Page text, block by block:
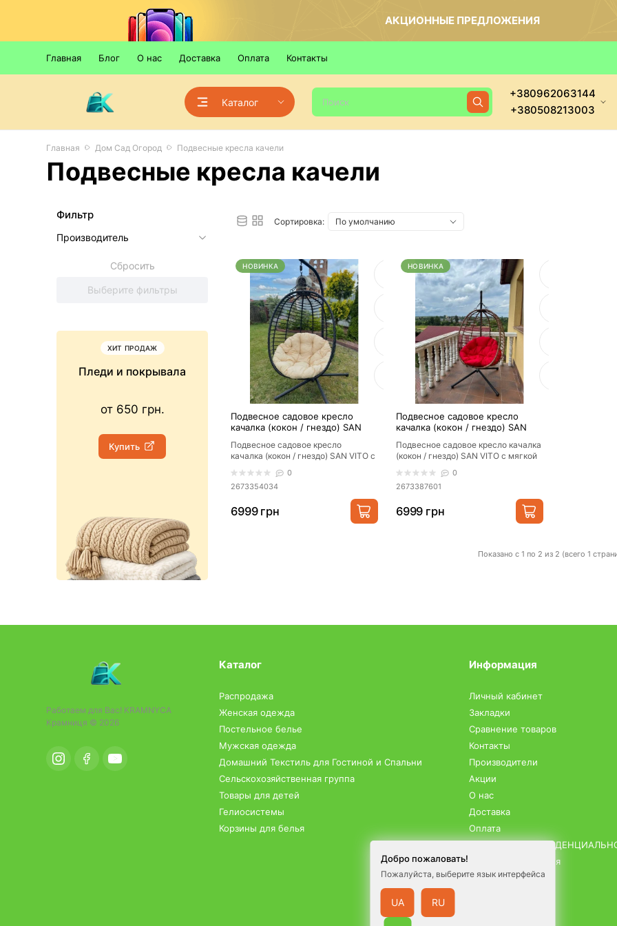
АКЦИОННЫЕ ПРЕДЛОЖЕНИЯ
Главная Блог О нас Доставка Оплата Контакты
Добро пожаловать!
Пожалуйста, выберите язык интерфейса
UA RU
Каталог
+380962063144
+380508213003
Главная Дом Сад Огород Подвесные кресла качели
Подвесные кресла качели
Фильтр
Производитель
Сбросить
Выберите фильтры
ХИТ ПРОДАЖ
Пледи и покрывала
от 650 грн.
Купить
НОВИНКА
Простыни
Купить
ПОПУЛЯРНЫЙ
Коврики прикроватные
Купить
Сортировка:
НОВИНКА
Подвесное садовое кресло
качалка (кокон / гнездо) SAN
подушкой, Черный
Подвесное садовое кресло
качалка (кокон / гнездо) SAN VITO с
&n..
0
2673354034
6999 грн
НОВИНКА
Подвесное садовое кресло
качалка (кокон / гнездо) SAN
подушкой, Коричневый
Подвесное садовое кресло качалка
(кокон / гнездо) SAN VITO с мягкой
&nb..
0
2673387601
6999 грн
Показано с 1 по 2 из 2 (всего 1
Работаем для Вас! KRAMNYCA
Крамниця © 2026
Каталог
Распродажа
Женская одежда
Постельное белье
Мужская одежда
Домашний Текстиль для Гостиной и Спальни
Сельскохозяйственная группа
Товары для детей
Гелиосистемы
Корзины для белья
Информация
Личный кабинет
Закладки
Сравнение товаров
Контакты
Производители
Акции
О нас
Доставка
Оплата
ПОЛИТИКА
Условия соглашения
Возврат товара